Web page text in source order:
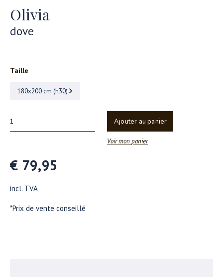
Olivia
dove
Taille
180x200 cm (h30)
Ajouter au panier
Voir mon panier
€ 79,95
incl. TVA
*Prix de vente conseillé